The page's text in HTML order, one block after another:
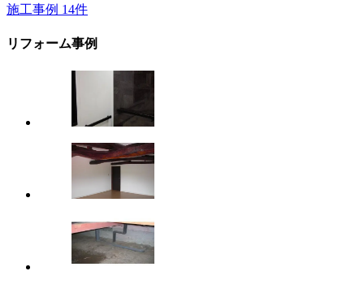
施工事例 14件
リフォーム事例